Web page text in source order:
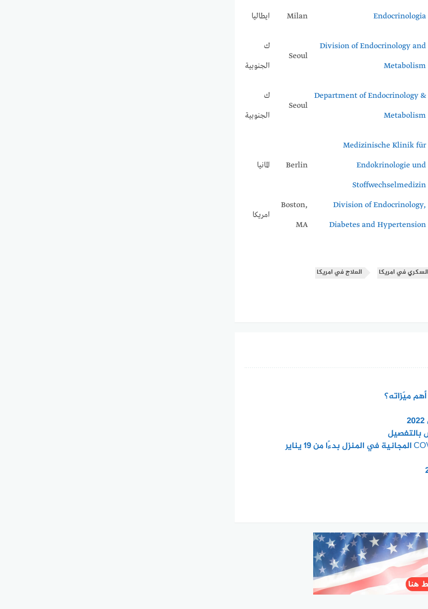
Endocrinologia
Milan ايطاليا
Division of Endocrinology and
Metabolism
Seoul
ك
الجنوبية
Department of Endocrinology &
Metabolism
Seoul
ك
الجنوبية
Medizinische Klinik für
Endokrinologie und
Stoffwechselmedizin
Berlin المانيا
Division of Endocrinology,
Diabetes and Hypertension
Boston,
MA
امريكا
في امريكا
العلاج في امريكا
ميّزاته؟